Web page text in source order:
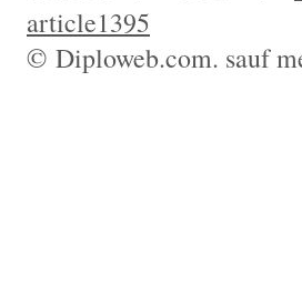
article1395
© Diploweb.com. sauf